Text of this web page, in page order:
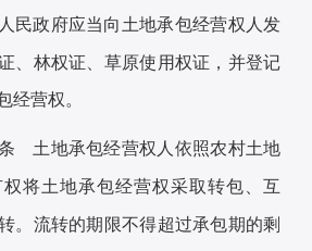
民政府应当向土地承包经营权人发
、林权证、草原使用权证，并登记
经营权。
土地承包经营权人依照农村土地
将土地承包经营权采取转包、互
。流转的期限不得超过承包期的剩